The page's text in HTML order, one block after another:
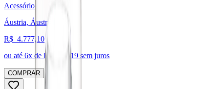
Acessório
Áustria, Áustria
R$ 4.777,10
ou até 6x de R$ 796,19 sem juros
COMPRAR